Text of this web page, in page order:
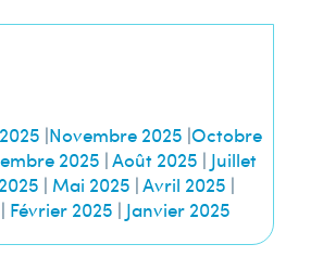
|Novembre 2025 |Octobre
2025 |Août 2025 | Juillet
| Mai 2025 |Avril 2025 |
| Février 2025 | Janvier 2025